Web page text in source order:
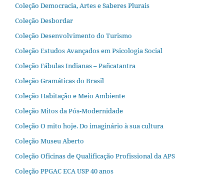
Coleção Democracia, Artes e Saberes Plurais
Coleção Desbordar
Coleção Desenvolvimento do Turismo
Coleção Estudos Avançados em Psicologia Social
Coleção Fábulas Indianas – Pañcatantra
Coleção Gramáticas do Brasil
Coleção Habitação e Meio Ambiente
Coleção Mitos da Pós-Modernidade
Coleção O mito hoje. Do imaginário à sua cultura
Coleção Museu Aberto
Coleção Oficinas de Qualificação Profissional da APS
Coleção PPGAC ECA USP 40 anos